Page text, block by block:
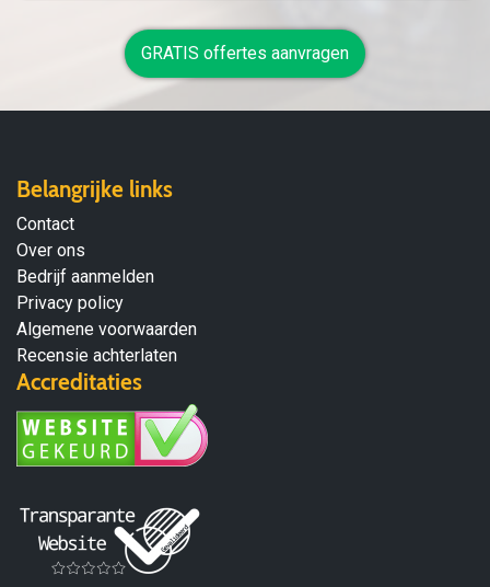
GRATIS offertes aanvragen
Belangrijke links
Contact
Over ons
Bedrijf aanmelden
Privacy policy
Algemene voorwaarden
Recensie achterlaten
Accreditaties